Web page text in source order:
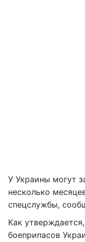
У Украины могут
несколько
спецслужбы,
Как
боеприпасов